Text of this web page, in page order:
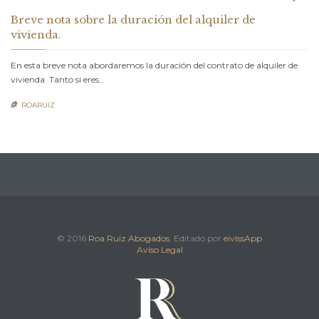
Breve nota sobre la duración del alquiler de
vivienda.
En esta breve nota abordaremos la duración del contrato de alquiler de
vivienda. Tanto si eres…
 ROARUIZ
© 2016 Roa Ruiz Abogados. Editado por eivissApp
Aviso Legal